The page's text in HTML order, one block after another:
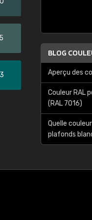
BLOG
Aperçu des
Couleur RAL
(RAL 7016)
Quelle
plafonds